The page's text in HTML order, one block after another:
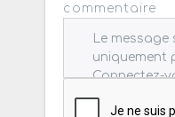
commentaire